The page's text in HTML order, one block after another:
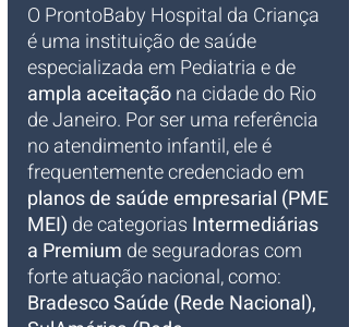
O ProntoBaby Hospital da Criança
é uma instituição de saúde
especializada em Pediatria e de
ampla aceitação na cidade do Rio
de Janeiro. Por ser uma referência
no atendimento infantil, ele é
frequentemente credenciado em
planos de saúde empresarial (PME
MEI) de categorias Intermediárias
a Premium de seguradoras com
forte atuação nacional, como:
Bradesco Saúde (Rede Nacional),